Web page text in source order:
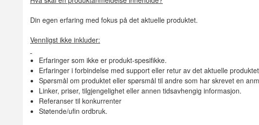
Din egen erfaring med fokus på det aktuelle produktet.
Vennligst ikke inkluder:
Erfaringer som ikke er produkt-spesifikke.
Erfaringer i forbindelse med support eller retur av det aktuelle
Spørsmål om produktet eller spørsmål til andre som har skrevet en
Linker, priser, tilgjengelighet eller annen tidsavhengig informasjon.
Referanser til konkurrenter
Støtende/ufin ordbruk.